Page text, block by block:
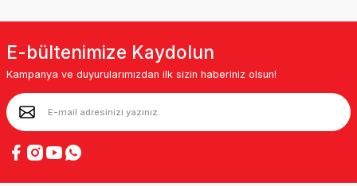
E-bültenimize Kaydolun
Kampanya ve duyurularımızdan ilk sizin haberiniz olsun!